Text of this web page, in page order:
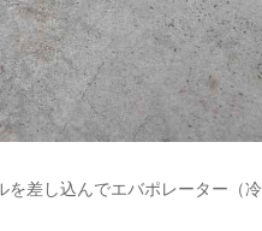
差し込んでエバポレーター（